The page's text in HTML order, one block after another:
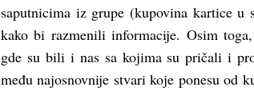
saputnicima iz grupe (kupovina kartice
kako bi razmenili informacije. Osim
gde su bili i nas sa kojima su pričali i
među najosnovnije stvari koje ponesu od